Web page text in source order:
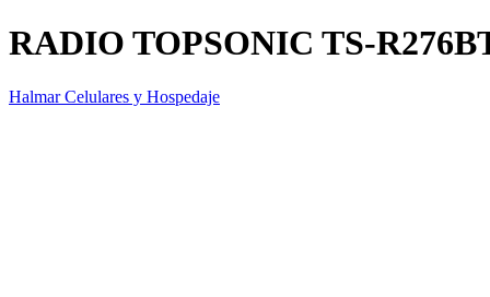
RADIO TOPSONIC TS-
Halmar Celulares y Hospedaje